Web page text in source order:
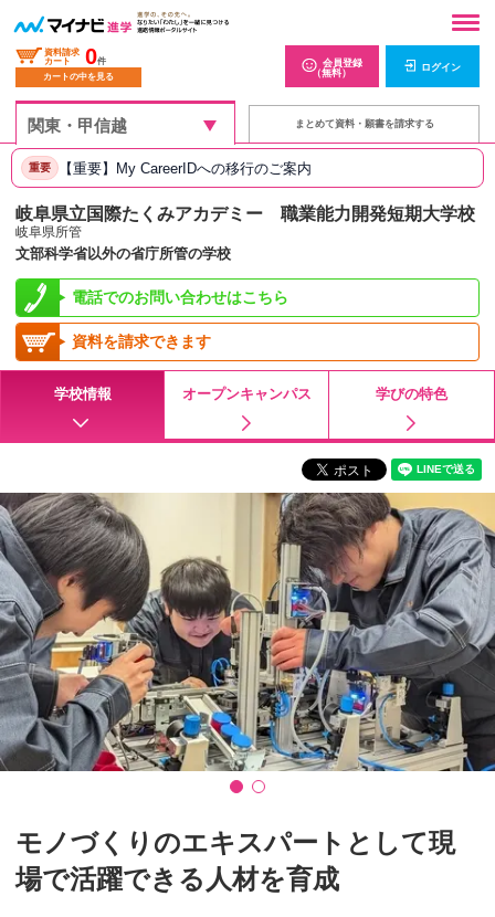
資料請求
カート
0件
カートの中を見る
会員登録
（無料）
ログイン
まとめて資料・願書を請求する
重要 【重要】My CareerIDへの移行のご案内
岐阜県立国際たくみアカデミー 職業能力開発短期大学校
岐阜県所管
文部科学省以外の省庁所管の学校
電話でのお問い合わせはこちら
資料を請求できます
学校情報 オープンキャンパス 学びの特色
モノづくりのエキスパートとして現
場で活躍できる人材を育成